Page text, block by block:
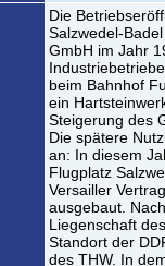
Die
Salzwedel-
GmbH im Jahr
beim Bahnhof
ein
Steigerung des
Die spätere
an: In diesem
Flugplatz
Versailler
ausgebaut.
Liegenschaft
Standort der
des THW. In